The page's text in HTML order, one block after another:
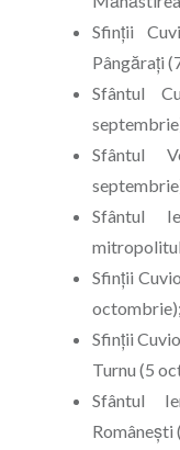
Sfinţii
Pângăraţi
Sfântul
Sfântul
Sfântul
Sfinţii
octombrie);
Sfinții
Turnu (5
Sfântul
Româneşti